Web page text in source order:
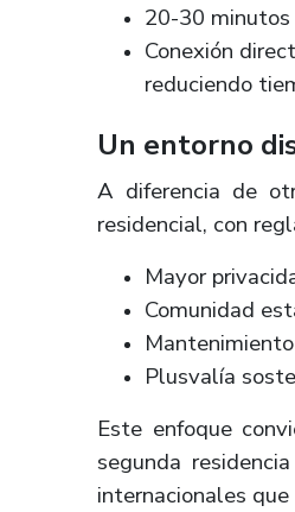
20-30
Conexión
reduciendo
Un entorno
A diferencia de
residencial, con
Mayor
Comunidad
Plusvalía
Este enfoque
segunda
internacionales